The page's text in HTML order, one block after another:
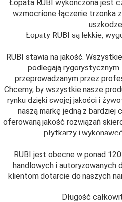
BUDOWLANE
MASZYNY
NARZĘDZIA
BRUKARSKIE
OBRÓBKA
DREWNA
OBRÓBKA
WARSZTATOWE
I
Łopata RUBI wykończona jest
wzmocnione łączenie trzonka
Łopaty RUBI są lekkie,
RUBI stawia na jakość.
podlegają
przeprowadzanym przez
Chcemy, by wszystkie nasze
rynku dzięki swojej jakości i
naszą markę jedną z bardziej
oferowaną jakość rozwiązań
płytkarzy i
RUBI jest obecne w ponad
handlowych i autoryzowanych
klientom dotarcie do naszych
Długość